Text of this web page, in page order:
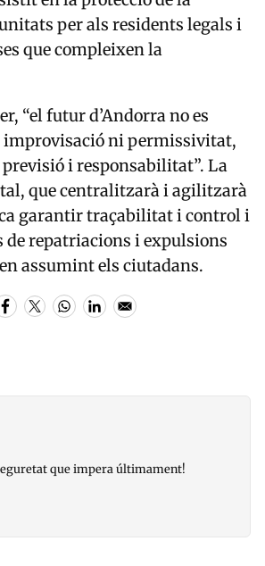
per als residents legals i
que compleixen la
“el futur d’Andorra no es
improvisació ni permissivitat,
i responsabilitat”. La
que centralitzarà i agilitzarà
garantir traçabilitat i control i
de repatriacions i expulsions
assumint els ciutadans.
que impera últimament!